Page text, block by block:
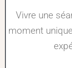
Vivre une
moment